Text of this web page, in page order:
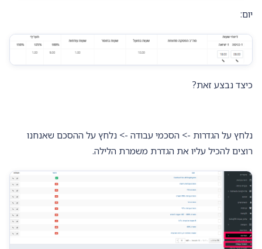
יום:
כיצד נבצע זאת?
נלחץ על הגדרות -> הסכמי עבודה -> נלחץ על ההסכם שאנחנו
רוצים להכיל עליו את הגדרת משמרת הלילה.